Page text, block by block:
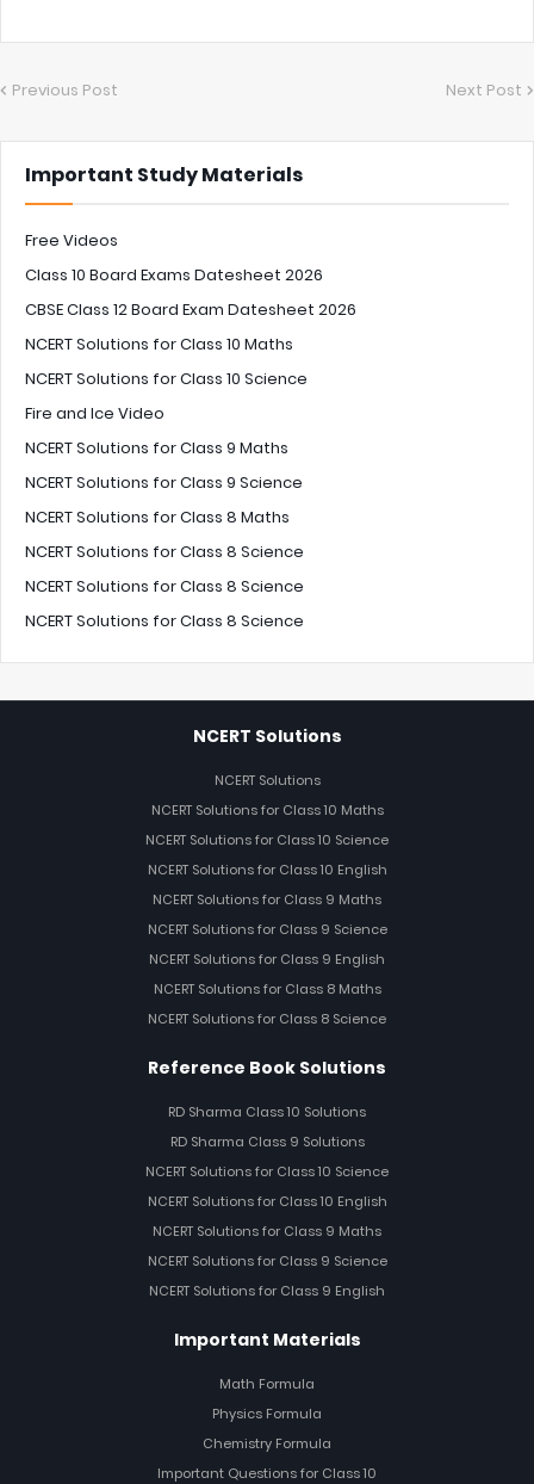
Previous Post Next Post
Important Study Materials
Free Videos
Class 10 Board Exams Datesheet 2026
CBSE Class 12 Board Exam Datesheet 2026
NCERT Solutions for Class 10 Maths
NCERT Solutions for Class 10 Science
Fire and Ice Video
NCERT Solutions for Class 9 Maths
NCERT Solutions for Class 9 Science
NCERT Solutions for Class 8 Maths
NCERT Solutions for Class 8 Science
NCERT Solutions for Class 8 Science
NCERT Solutions for Class 8 Science
NCERT Solutions
NCERT Solutions
NCERT Solutions for Class 10 Maths
NCERT Solutions for Class 10 Science
NCERT Solutions for Class 10 English
NCERT Solutions for Class 9 Maths
NCERT Solutions for Class 9 Science
NCERT Solutions for Class 9 English
NCERT Solutions for Class 8 Maths
NCERT Solutions for Class 8 Science
Reference Book Solutions
RD Sharma Class 10 Solutions
RD Sharma Class 9 Solutions
NCERT Solutions for Class 10 Science
NCERT Solutions for Class 10 English
NCERT Solutions for Class 9 Maths
NCERT Solutions for Class 9 Science
NCERT Solutions for Class 9 English
Important Materials
Math Formula
Physics Formula
Chemistry Formula
Important Questions for Class 10